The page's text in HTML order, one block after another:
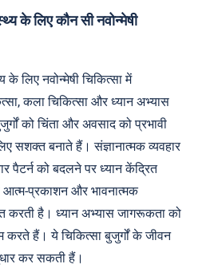
के लिए कौन सी नवोन्मेषी
के लिए नवोन्मेषी चिकित्सा में
कला चिकित्सा और ध्यान अभ्यास
को चिंता और अवसाद को प्रभावी
सशक्त बनाते हैं। संज्ञानात्मक व्यवहार
पैटर्न को बदलने पर ध्यान केंद्रित
प्रकाशन और भावनात्मक
करती है। ध्यान अभ्यास जागरूकता को
हैं। ये चिकित्सा बुजुर्गों के जीवन
कर सकती हैं।